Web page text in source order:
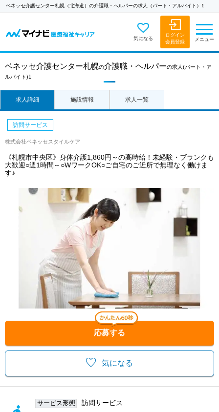
ベネッセ介護センター札幌（北海道）の介護職・ヘルパーの求人（パート・アルバイト）1
気になる
ログイン
会員登録
メニュー
ベネッセ介護センター札幌の介護職・ヘルパーの求人 (パート・ア
ルバイト)1
求人詳細 施設情報 求人一覧
気になる
応募する
訪問サービス
株式会社ベネッセスタイルケア
《札幌市中央区》身体介護1,860円～の高時給！未経験・ブランクも
大歓迎○週1時間～○WワークOK○ご自宅のご近所で無理なく働けま
す♪
サービス形態 訪問サービス